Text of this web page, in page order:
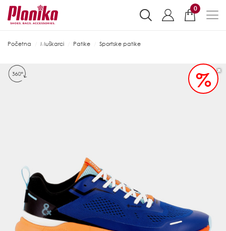
0
Početna Muškarci Patike Sportske patike
%